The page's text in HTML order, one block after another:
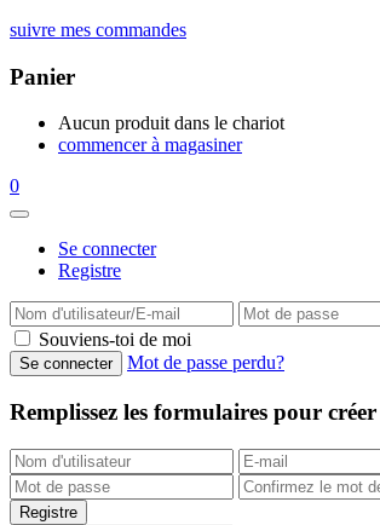
suivre mes commandes
Panier
Aucun produit dans le chariot
commencer à magasiner
0
Se connecter
Registre
Souviens-toi de moi
Mot de passe perdu?
Remplissez les formulaires pour